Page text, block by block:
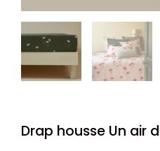
Drap housse Un air